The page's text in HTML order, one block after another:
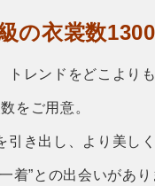
の衣裳数1300
レンドをどこよりも
をご用意。
き出し、より美し
着”との出会いがあり